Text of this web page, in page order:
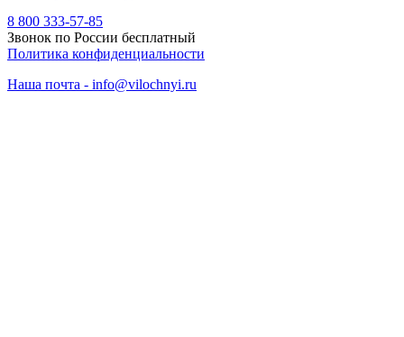
8 800 333-57-85
Звонок по России бесплатный
Политика конфиденциальности
Наша почта - info@vilochnyi.ru